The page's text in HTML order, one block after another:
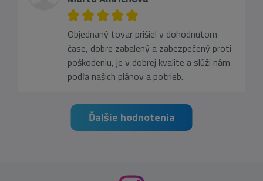
Objednaný tovar prišiel v dohodnutom
čase, dobre zabalený a zabezpečený proti
poškodeniu, je v dobrej kvalite a slúži nám
podľa našich plánov a potrieb.
Ďalšie hodnotenia